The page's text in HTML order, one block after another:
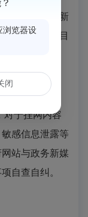
网站与政务新
时做好各栏目
高效便民。
于挂网内容
感信息泄露等
站与政务新媒
自查自纠。
浏览器设
闭